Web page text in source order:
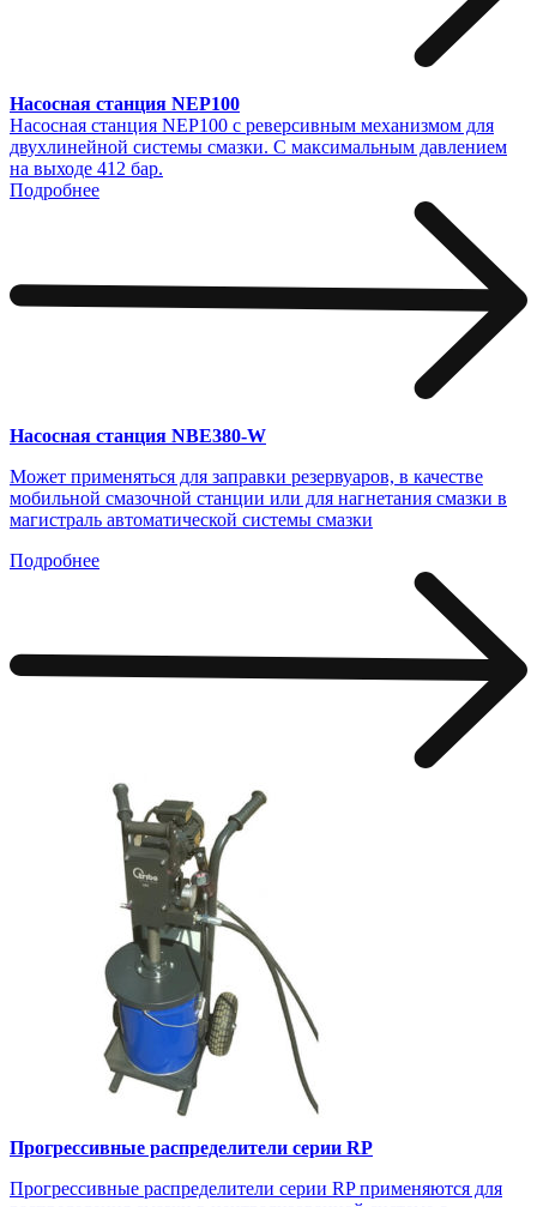
Насосная станция NEP100
Насосная станция NEP100 с реверсивным механизмом для
двухлинейной системы смазки. С максимальным давлением
на выходе 412 бар.
Подробнее
Насосная станция NBE380-W
Может применяться для заправки резервуаров, в качестве
мобильной смазочной станции или для нагнетания смазки в
магистраль автоматической системы смазки
Подробнее
Прогрессивные распределители серии RP
Прогрессивные распределители серии RP применяются для